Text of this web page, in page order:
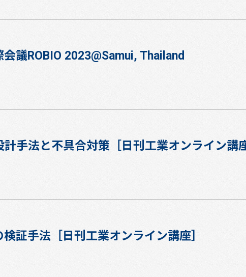
議ROBIO 2023@Samui, Thailand
手法と不具合対策［日刊工業オンライン講
証手法［日刊工業オンライン講座］